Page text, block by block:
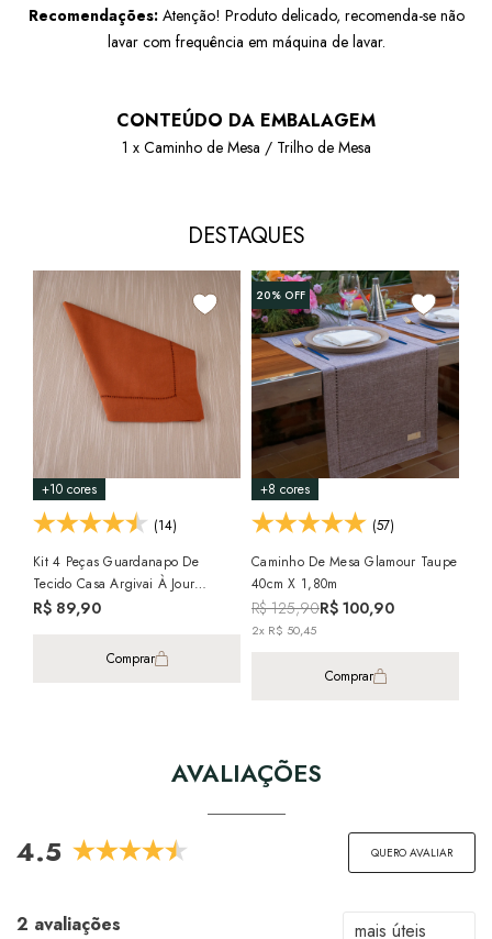
Recomendações:Atenção! Produto delicado, recomenda-se não
lavar com frequência em máquina de lavar.
CONTEÚDO DA EMBALAGEM
1 x Caminho de Mesa / Trilho de Mesa
DESTAQUES
+10 cores
(14)
Kit 4 Peças Guardanapo De
Tecido Casa Argivai À Jour
Terracota Percal 100% Algodão
R$ 89,90
Comprar
20%OFF
+8 cores
(57)
Caminho De Mesa Glamour Taupe
40cm X 1,80m
R$ 125,90R$ 100,90
2x R$ 50,45
Comprar
AVALIAÇÕES
4.5 QUERO AVALIAR
2 avaliações